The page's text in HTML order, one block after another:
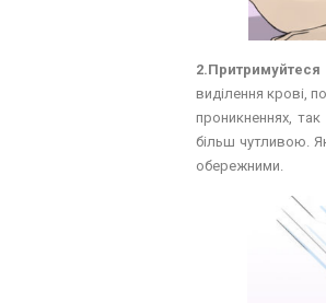
виділення крові,
проникненнях,
більш чутливою.
обережними.